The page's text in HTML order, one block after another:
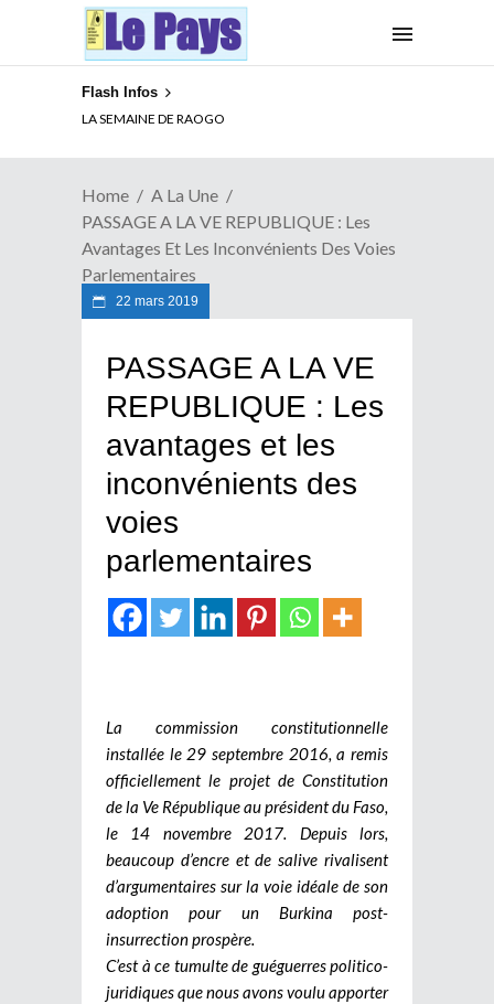
Flash Infos
LA SEMAINE DE RAOGO
Home
A La Une
PASSAGE A LA VE REPUBLIQUE : Les
Avantages Et Les Inconvénients Des Voies
Parlementaires
22 mars 2019
PASSAGE A LA VE
REPUBLIQUE : Les
avantages et les
inconvénients des
voies
parlementaires
La commission constitutionnelle
installée le 29 septembre 2016, a remis
officiellement le projet de Constitution
de la Ve République au président du Faso,
le 14 novembre 2017. Depuis lors,
beaucoup d’encre et de salive rivalisent
d’argumentaires sur la voie idéale de son
adoption pour un Burkina post-
insurrection prospère.
C’est à ce tumulte de guéguerres politico-
juridiques que nous avons voulu apporter